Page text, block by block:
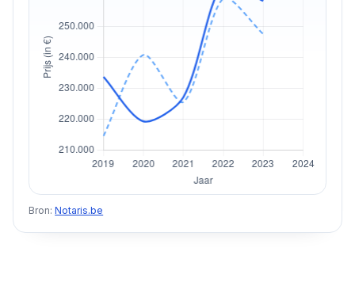
Bron:Notaris.be